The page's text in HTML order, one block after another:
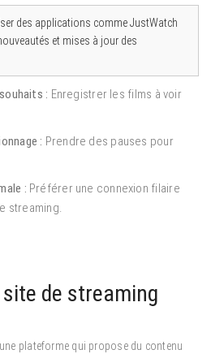
des applications comme JustWatch
et mises à jour des
: Enregistrer les films à voir
: Prendre des pauses pour
: Préférer une connexion filaire
streaming.
site de streaming
plateforme qui propose du contenu